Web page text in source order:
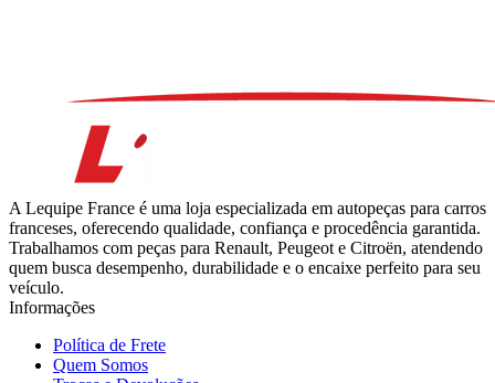
A Lequipe France é uma loja especializada em autopeças para carros
franceses, oferecendo qualidade, confiança e procedência garantida.
Trabalhamos com peças para Renault, Peugeot e Citroën, atendendo
quem busca desempenho, durabilidade e o encaixe perfeito para seu
veículo.
Informações
Política de Frete
Quem Somos